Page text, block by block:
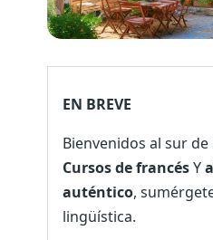
EN BREVE
Bienvenidos al sur
Cursos de francésY
auténtico,
lingüística.